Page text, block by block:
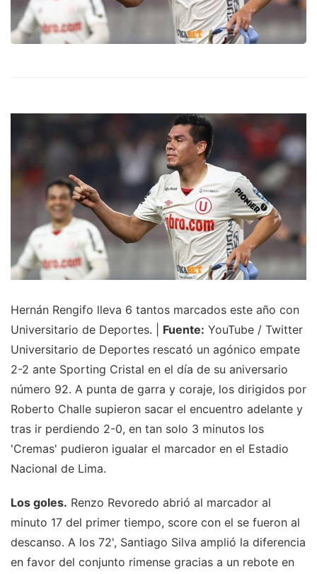
Hernán Rengifo lleva 6 tantos marcados este año con
Universitario de Deportes. | Fuente: YouTube / Twitter
Universitario de Deportes rescató un agónico empate
2-2 ante Sporting Cristal en el día de su aniversario
número 92. A punta de garra y coraje, los dirigidos por
Roberto Challe supieron sacar el encuentro adelante y
tras ir perdiendo 2-0, en tan solo 3 minutos los
'Cremas' pudieron igualar el marcador en el Estadio
Nacional de Lima.
Los goles. Renzo Revoredo abrió al marcador al
minuto 17 del primer tiempo, score con el se fueron al
descanso. A los 72', Santiago Silva amplió la diferencia
en favor del conjunto rimense gracias a un rebote en